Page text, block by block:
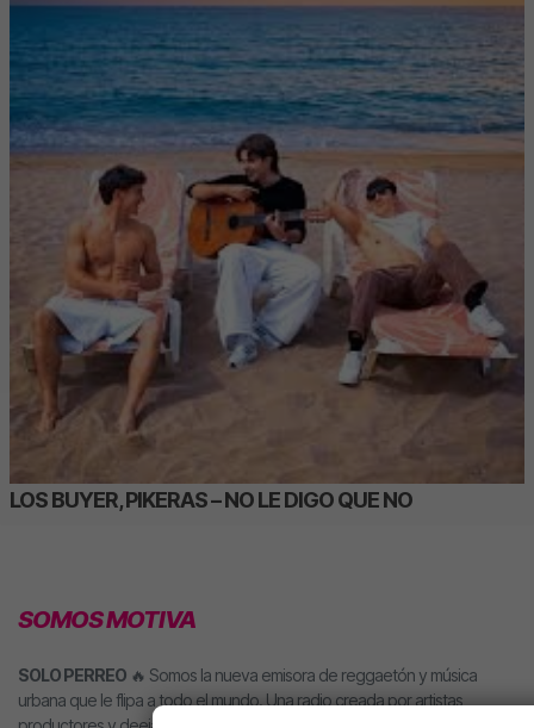
LOS BUYER, PIKERAS – NO LE DIGO QUE NO
SOMOS MOTIVA
SOLO PERREO 🔥 Somos la nueva emisora de reggaetón y música
urbana que le flipa a todo el mundo. Una radio creada por artistas,